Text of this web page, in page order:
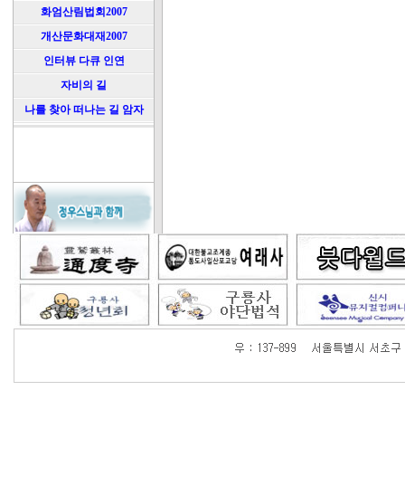
화엄산림법회2007
개산문화대재2007
인터뷰 다큐 인연
자비의 길
나를 찾아 떠나는 길 암자